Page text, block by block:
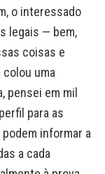
o interessado
legais — bem,
coisas e
uma
pensei em mil
para as
informar a
a cada